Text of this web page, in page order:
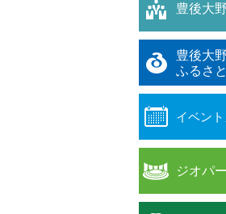
豊後大
豊後大
ふるさ
イベン
ジオパ